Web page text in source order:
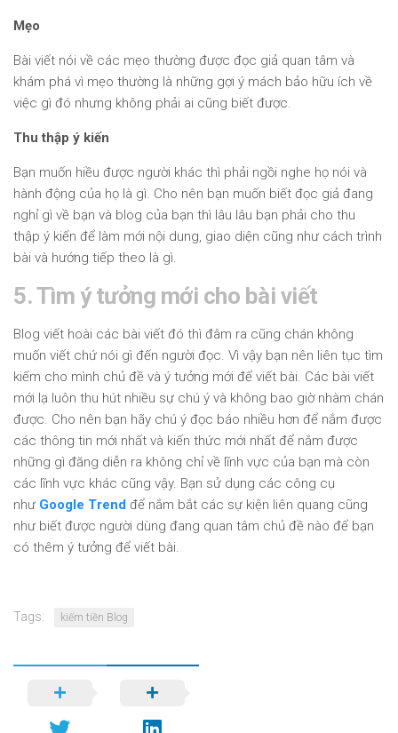
Mẹo
Bài viết nói về các mẹo thường được đọc giả quan tâm và
khám phá vì mẹo thường là những gợi ý mách bảo hữu ích về
việc gì đó nhưng không phải ai cũng biết được.
Thu thập ý kiến
Bạn muốn hiều được người khác thì phải ngồi nghe họ nói và
hành động của họ là gì. Cho nên bạn muốn biết đọc giả đang
nghỉ gì về bạn và blog của bạn thì lâu lâu bạn phải cho thu
thập ý kiến để làm mới nội dung, giao diện cũng như cách trình
bài và hướng tiếp theo là gì.
5. Tìm ý tưởng mới cho bài viết
Blog viết hoài các bài viết đó thì đâm ra cũng chán không
muốn viết chứ nói gì đến người đọc. Vì vậy bạn nên liên tục tìm
kiếm cho mình chủ đề và ý tưởng mới để viết bài. Các bài viết
mới lạ luôn thu hút nhiều sự chú ý và không bao giờ nhàm chán
được. Cho nên bạn hãy chú ý đọc báo nhiều hơn để nắm được
các thông tin mới nhất và kiến thức mới nhất để nắm được
những gì đăng diễn ra không chỉ về lĩnh vực của bạn mà còn
các lĩnh vực khác cũng vậy. Bạn sử dụng các công cụ
như Google Trend để nắm bắt các sự kiện liên quang cũng
như biết được người dùng đang quan tâm chủ đề nào để bạn
có thêm ý tưởng để viết bài.
Tags: kiếm tiền Blog